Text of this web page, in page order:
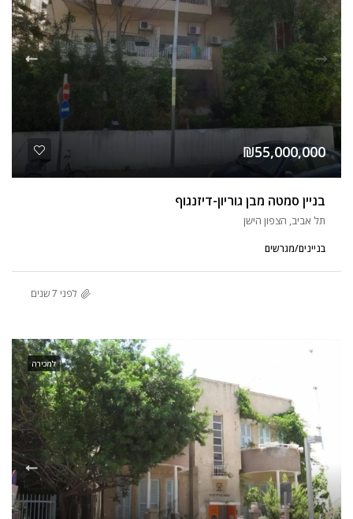
₪55,000,000
בניין סמטה מבן גוריון-דיזנגוף
תל אביב, הצפון הישן
בניינים/מגרשים
לפני 7 שנים
למכירה